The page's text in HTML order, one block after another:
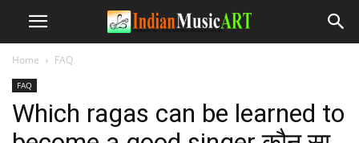
Home FAQ
FAQ
Which ragas can be learned to